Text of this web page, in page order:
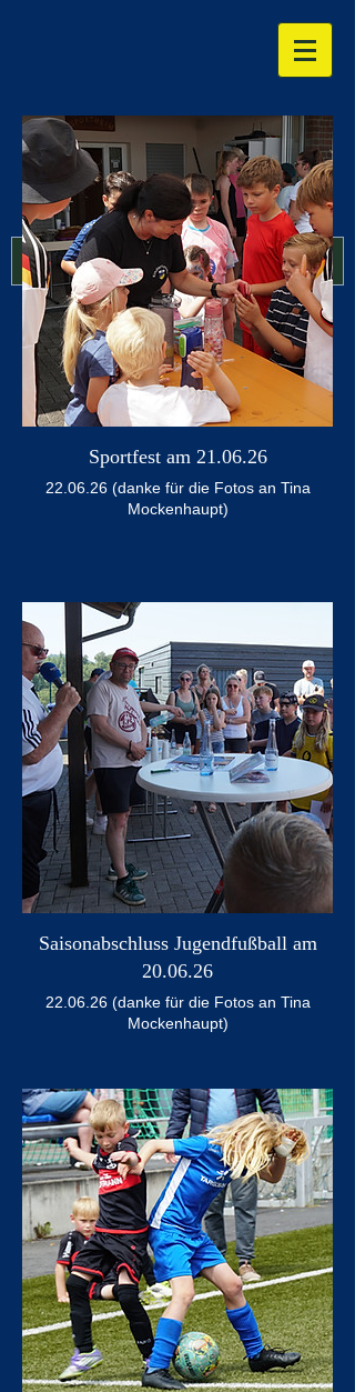
Sportfest am 21.06.26
22.06.26 (danke für die Fotos an Tina
Mockenhaupt)
Saisonabschluss Jugendfußball am
20.06.26
22.06.26 (danke für die Fotos an Tina
Mockenhaupt)